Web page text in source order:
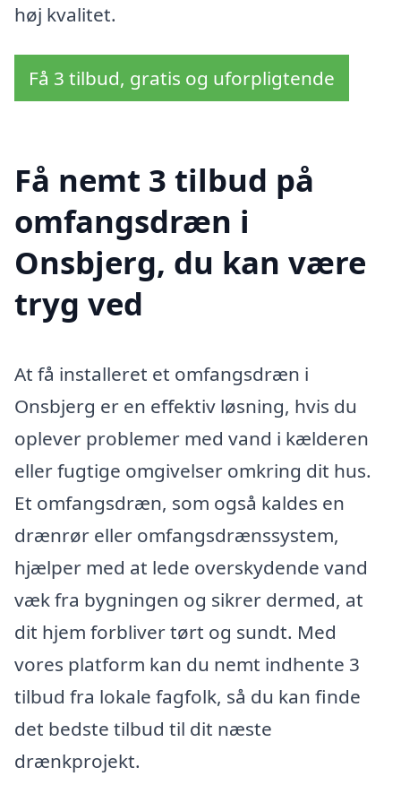
høj kvalitet.
Få 3 tilbud, gratis og uforpligtende
Få nemt 3 tilbud på
omfangsdræn i
Onsbjerg, du kan være
tryg ved
At få installeret et omfangsdræn i
Onsbjerg er en effektiv løsning, hvis du
oplever problemer med vand i kælderen
eller fugtige omgivelser omkring dit hus.
Et omfangsdræn, som også kaldes en
drænrør eller omfangsdrænssystem,
hjælper med at lede overskydende vand
væk fra bygningen og sikrer dermed, at
dit hjem forbliver tørt og sundt. Med
vores platform kan du nemt indhente 3
tilbud fra lokale fagfolk, så du kan finde
det bedste tilbud til dit næste
drænkprojekt.